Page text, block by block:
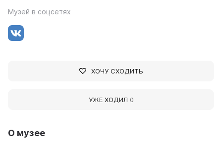
О музее
Музей в соцсетях
ХОЧУ СХОДИТЬ
УЖЕ ХОДИЛ 0